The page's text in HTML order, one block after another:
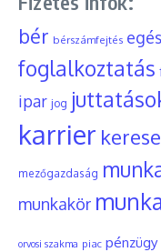
bér bérszámfejtés
foglalkoztatás
ipar jog
karrier
mezőgazdaság
munkakör
orvosi szakma piac pénzügy